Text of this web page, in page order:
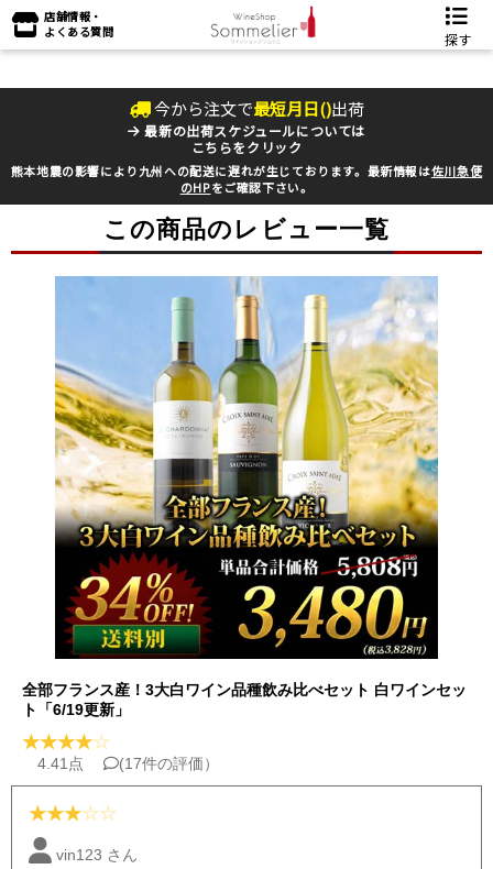
店舗情報・
よくある質問
探す
今から注文で最短月日()出荷
最新の出荷スケジュールについては
こちらをクリック
熊本地震の影響により九州への配送に遅れが生じております。最新情報は佐川急便
のHPをご確認下さい。
この商品のレビュー一覧
全部フランス産！3大白ワイン品種飲み比べセット 白ワインセッ
ト「6/19更新」
★★★★☆
4.41点 (17件の評価）
★★★☆☆
vin123 さん